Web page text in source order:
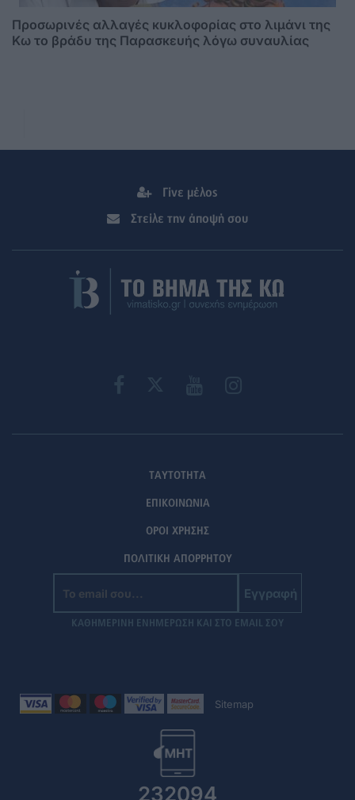
Προσωρινές αλλαγές κυκλοφορίας στο λιμάνι της
Κω το βράδυ της Παρασκευής λόγω συναυλίας
Γίνε μέλος
Στείλε την άποψή σου
ΤΑΥΤΟΤΗΤΑ
ΕΠΙΚΟΙΝΩΝΙΑ
ΟΡΟΙ ΧΡΗΣΗΣ
ΠΟΛΙΤΙΚΗ ΑΠΟΡΡΗΤΟΥ
Εγγραφή
ΚΑΘΗΜΕΡΙΝΗ ΕΝΗΜΕΡΩΣΗ ΚΑΙ ΣΤΟ EMAIL ΣΟΥ
Sitemap
232094